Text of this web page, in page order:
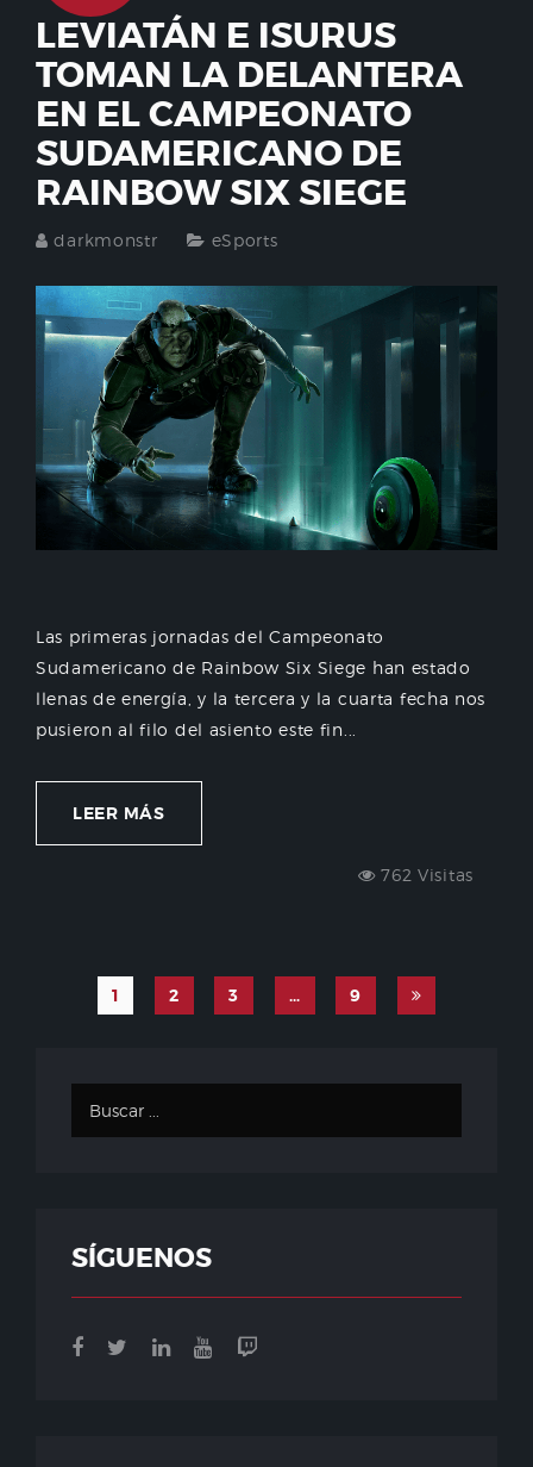
LEVIATÁN E ISURUS
TOMAN LA DELANTERA
EN EL CAMPEONATO
SUDAMERICANO DE
RAINBOW SIX SIEGE
darkmonstr eSports
Las primeras jornadas del Campeonato
Sudamericano de Rainbow Six Siege han estado
llenas de energía, y la tercera y la cuarta fecha nos
pusieron al filo del asiento este fin...
LEER MÁS
762 Visitas
1 2 3 … 9
SÍGUENOS